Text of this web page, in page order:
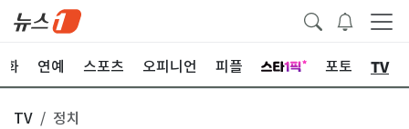
화 연예 스포츠 오피니언 피플 포토 TV
TV 정치